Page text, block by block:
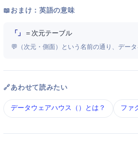
📖 おまけ：英語の意味
「Dimension Table」 ＝ 次元テーブル
💬 Dimension（次元・側面）という名前の通り
🔗 あわせて読みたい
データウェアハウス（DWH） とは？ ファ